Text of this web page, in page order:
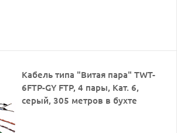
Кабель типа "Витая пара" TWT-
6FTP-GY FTP, 4 пары, Кат. 6,
серый, 305 метров в бухте